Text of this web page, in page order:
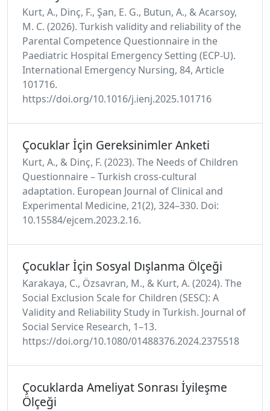
Kurt, A., Dinç, F., Şan, E. G., Butun, A., & Acarsoy,
M. C. (2026). Turkish validity and reliability of the
Parental Competence Questionnaire in the
Paediatric Hospital Emergency Setting (ECP-U).
International Emergency Nursing, 84, Article
101716.
https://doi.org/10.1016/j.ienj.2025.101716
Çocuklar İçin Gereksinimler Anketi
Kurt, A., & Dinç, F. (2023). The Needs of Children
Questionnaire – Turkish cross-cultural
adaptation. European Journal of Clinical and
Experimental Medicine, 21(2), 324–330. Doi:
10.15584/ejcem.2023.2.16.
Çocuklar İçin Sosyal Dışlanma Ölçeği
Karakaya, C., Özsavran, M., & Kurt, A. (2024). The
Social Exclusion Scale for Children (SESC): A
Validity and Reliability Study in Turkish. Journal of
Social Service Research, 1–13.
https://doi.org/10.1080/01488376.2024.2375518
Çocuklarda Ameliyat Sonrası İyileşme
Ölçeği